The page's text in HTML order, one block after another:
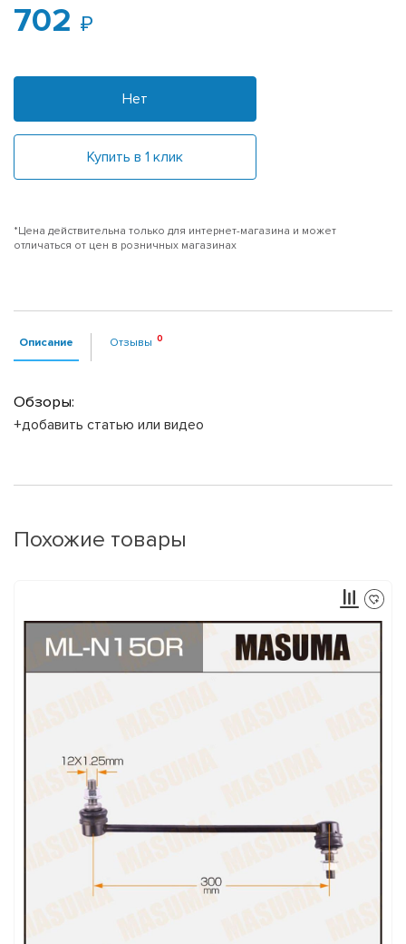
702
Нет
Купить в 1 клик
*Цена действительна только для интернет-магазина и может
отличаться от цен в розничных магазинах
Описание Отзывы
Обзоры:
+добавить статью или видео
Похожие товары